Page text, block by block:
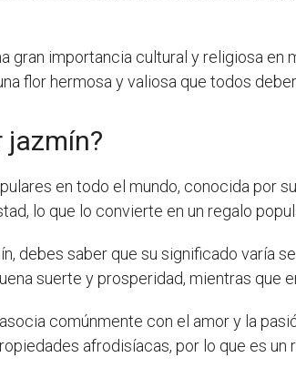
gran importancia cultural y religiosa
flor hermosa y valiosa que todos
jazmín?
en todo el mundo, conocida por
lo que lo convierte en un regalo
debes saber que su significado varía
suerte y prosperidad, mientras que
comúnmente con el amor y la
afrodisíacas, por lo que es un